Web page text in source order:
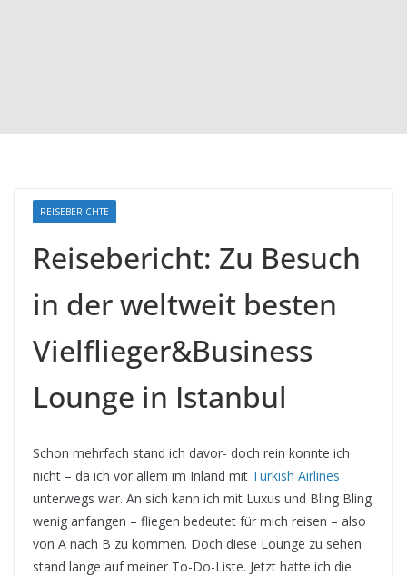
REISEBERICHTE
Reisebericht: Zu Besuch
in der weltweit besten
Vielflieger&Business
Lounge in Istanbul
Schon mehrfach stand ich davor- doch rein konnte ich
nicht – da ich vor allem im Inland mit Turkish Airlines
unterwegs war. An sich kann ich mit Luxus und Bling Bling
wenig anfangen – fliegen bedeutet für mich reisen – also
von A nach B zu kommen. Doch diese Lounge zu sehen
stand lange auf meiner To-Do-Liste. Jetzt hatte ich die